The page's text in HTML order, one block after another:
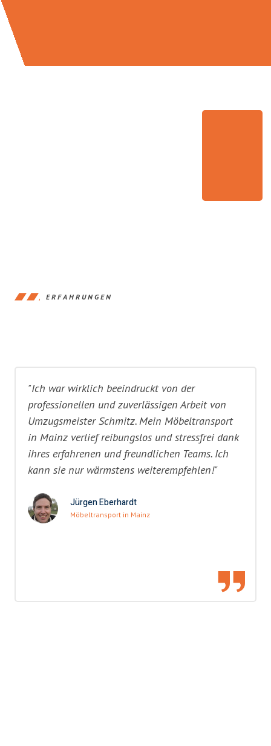
ERFAHRUNGEN
"Ich war wirklich beeindruckt von der
professionellen und zuverlässigen Arbeit von
Umzugsmeister Schmitz. Mein Möbeltransport
in Mainz verlief reibungslos und stressfrei dank
ihres erfahrenen und freundlichen Teams. Ich
kann sie nur wärmstens weiterempfehlen!"
Jürgen Eberhardt
Möbeltransport in Mainz